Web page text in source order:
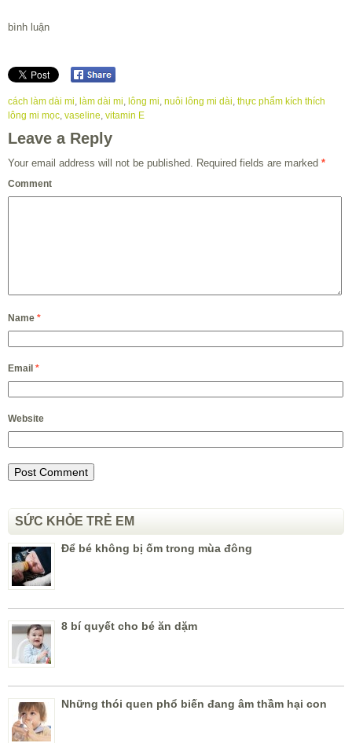
bình luận
cách làm dài mi, làm dài mi, lông mi, nuôi lông mi dài, thực phẩm kích thích
lông mi mọc, vaseline, vitamin E
Leave a Reply
Your email address will not be published. Required fields are marked *
Comment
Name *
Email *
Website
SỨC KHỎE TRẺ EM
Để bé không bị ốm trong mùa đông
8 bí quyết cho bé ăn dặm
Những thói quen phổ biến đang âm thầm hại con